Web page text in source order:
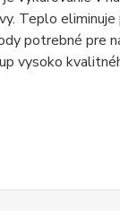
Teplo
potrebné pre
vysoko